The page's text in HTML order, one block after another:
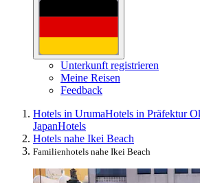
Unterkunft registrieren
Meine Reisen
Feedback
Hotels in UrumaHotels in Präfektur
JapanHotels
Hotels nahe Ikei Beach
Familienhotels nahe Ikei Beach